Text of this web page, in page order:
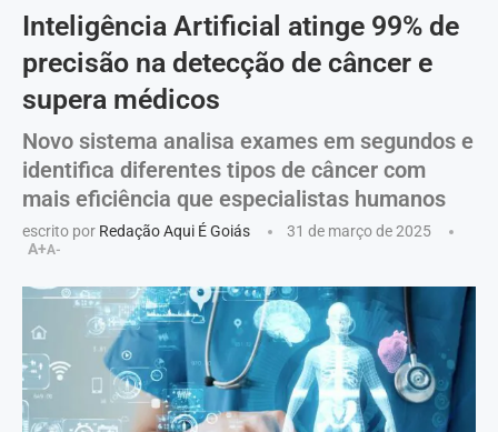
Inteligência Artificial atinge 99% de
precisão na detecção de câncer e
supera médicos
Novo sistema analisa exames em segundos e
identifica diferentes tipos de câncer com
mais eficiência que especialistas humanos
escrito por Redação Aqui É Goiás
31 de março de 2025
A+A-